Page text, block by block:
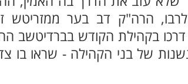
הרה"ק דב בער ממזריטש
של בני הקהילה - שראו בו